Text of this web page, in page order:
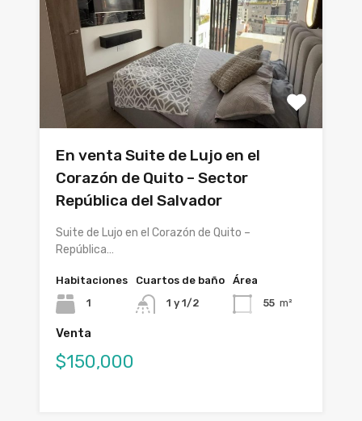
En venta Suite de Lujo en el
Corazón de Quito – Sector
República del Salvador
Suite de Lujo en el Corazón de Quito –
República…
Habitaciones
1
Cuartos de baño
1 y 1/2
Área
55 m²
Venta
$150,000